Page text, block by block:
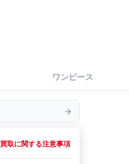
ワンピース
買取に関する注意事項